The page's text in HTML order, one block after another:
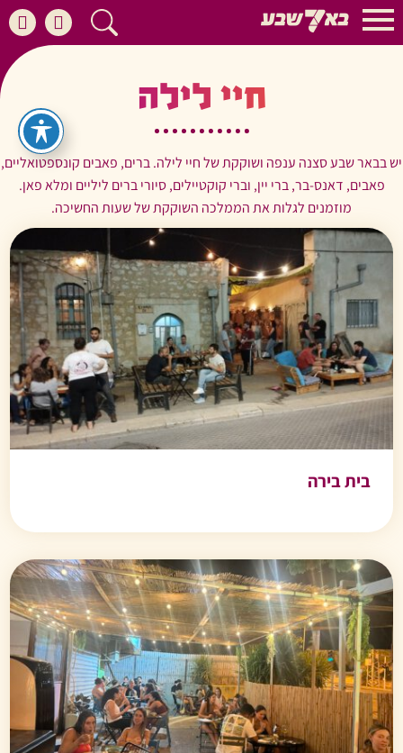
חיי לילה
יש בבאר שבע סצנה ענפה ושוקקת של חיי לילה. ברים, פאבים קונספטואליים,
פאבים, דאנס-בר, ברי יין, וברי קוקטיילים, סיורי ברים ליליים ומלא פאן.
מוזמנים לגלות את הממלכה השוקקת של שעות החשיכה.
בית בירה